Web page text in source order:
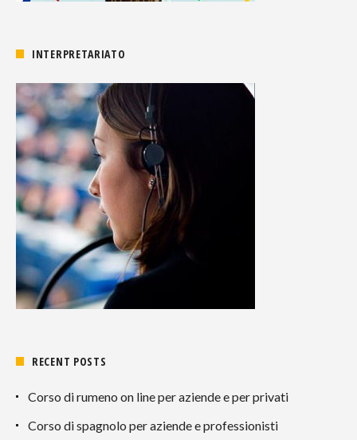
INTERPRETARIATO
RECENT POSTS
Corso di rumeno on line per aziende e per privati
Corso di spagnolo per aziende e professionisti